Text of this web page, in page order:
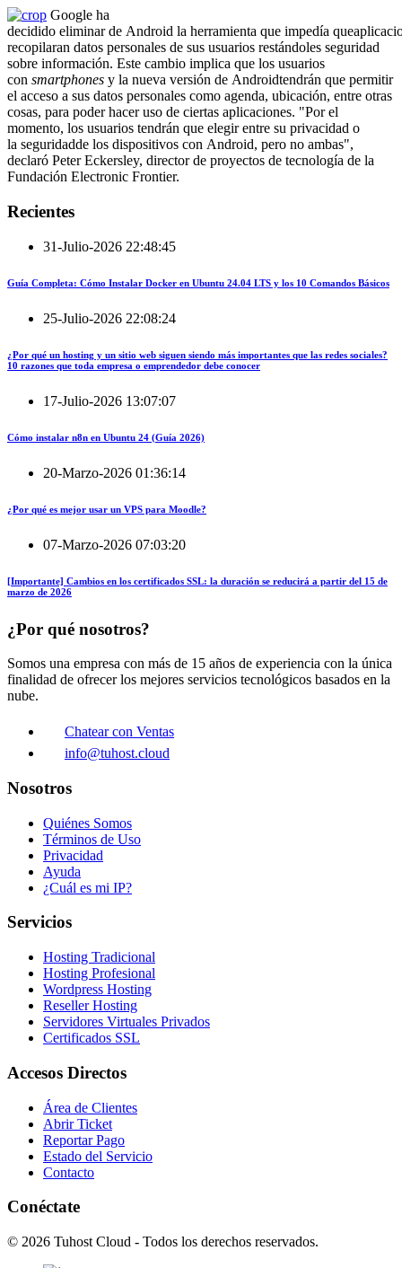
Google ha
decidido eliminar de Android la herramienta que impedía
recopilaran datos personales de sus usuarios restándoles seguridad
sobre información. Este cambio implica que los usuarios
con smartphones y la nueva versión de Androidtendrán que permitir
el acceso a sus datos personales como agenda, ubicación, entre otras
cosas, para poder hacer uso de ciertas aplicaciones. "Por el
momento, los usuarios tendrán que elegir entre su privacidad o
la seguridadde los dispositivos con Android, pero no ambas",
declaró Peter Eckersley, director de proyectos de tecnología de la
Fundación Electronic Frontier.
Recientes
31-Julio-2026 22:48:45
Guía Completa: Cómo Instalar Docker en Ubuntu 24.04 LTS y los 10 Comandos Básicos
25-Julio-2026 22:08:24
¿Por qué un hosting y un sitio web siguen siendo más importantes que las redes sociales?
10 razones que toda empresa o emprendedor debe conocer
17-Julio-2026 13:07:07
Cómo instalar n8n en Ubuntu 24 (Guía 2026)
20-Marzo-2026 01:36:14
¿Por qué es mejor usar un VPS para Moodle?
07-Marzo-2026 07:03:20
[Importante] Cambios en los certificados SSL: la duración se reducirá a partir del 15 de
marzo de 2026
¿Por qué nosotros?
Somos una empresa con más de 15 años de experiencia con la única
finalidad de ofrecer los mejores servicios tecnológicos basados en la
nube.
Chatear con Ventas
info@tuhost.cloud
Nosotros
Quiénes Somos
Términos de Uso
Privacidad
Ayuda
¿Cuál es mi IP?
Servicios
Hosting Tradicional
Hosting Profesional
Wordpress Hosting
Reseller Hosting
Servidores Virtuales Privados
Certificados SSL
Accesos Directos
Área de Clientes
Abrir Ticket
Reportar Pago
Estado del Servicio
Contacto
Conéctate
© 2026 Tuhost Cloud - Todos los derechos reservados.